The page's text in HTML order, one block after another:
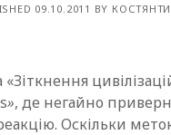
09.10.2011 BY
», де негайно
Оскільки